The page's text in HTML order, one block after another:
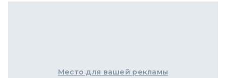
Место для вашей рекламы